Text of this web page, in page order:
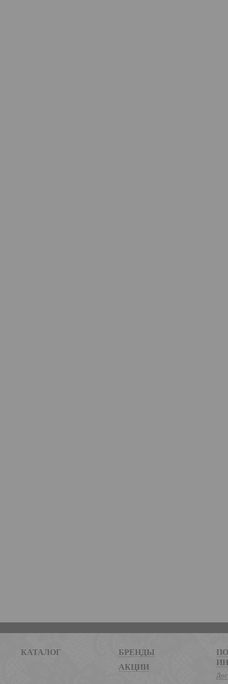
КАТАЛОГ
БРЕНДЫ
АКЦИИ